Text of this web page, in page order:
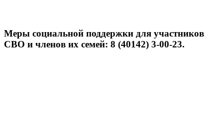
Меры социальной поддержки для участников
СВО и членов их семей: 8 (40142) 3-00-23.